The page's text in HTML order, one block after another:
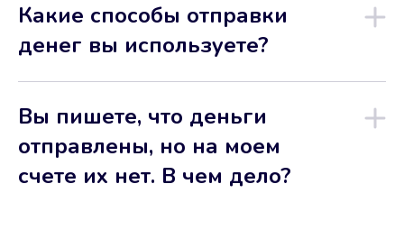
Какие способы отправки
денег вы используете?
Вы пишете, что деньги
отправлены, но на моем
счете их нет. В чем дело?